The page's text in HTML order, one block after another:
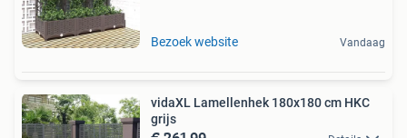
Bezoek website Vandaag
vidaXL Lamellenhek 180x180 cm HKC
grijs